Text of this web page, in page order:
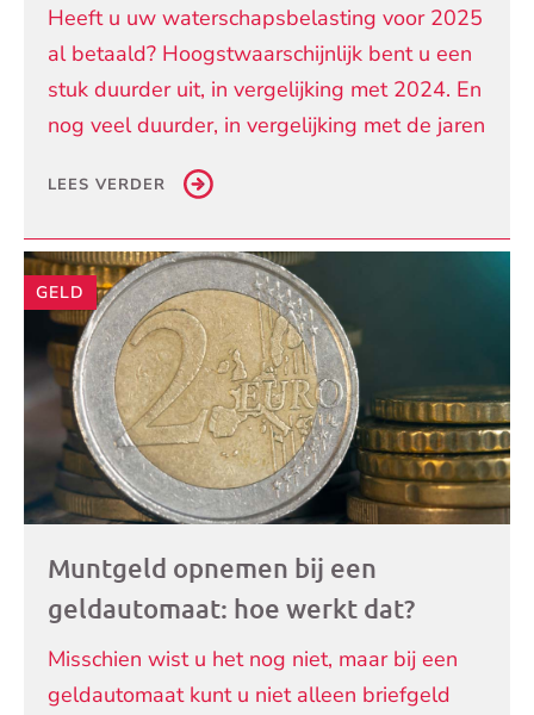
Heeft u uw waterschapsbelasting voor 2025
al betaald? Hoogstwaarschijnlijk bent u een
stuk duurder uit, in vergelijking met 2024. En
nog veel duurder, in vergelijking met de jaren
LEES VERDER
GELD
Muntgeld opnemen bij een
geldautomaat: hoe werkt dat?
Misschien wist u het nog niet, maar bij een
geldautomaat kunt u niet alleen briefgeld